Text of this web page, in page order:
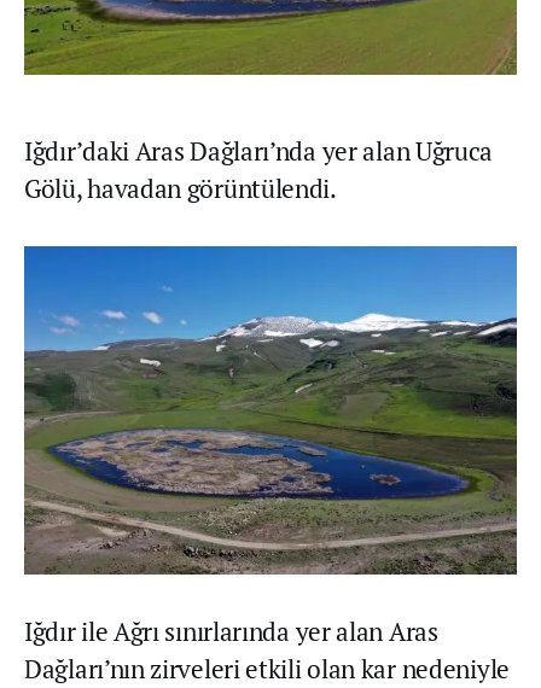
Iğdır’daki Aras Dağları’nda yer alan Uğruca
Gölü, havadan görüntülendi.
Iğdır ile Ağrı sınırlarında yer alan Aras
Dağları’nın zirveleri etkili olan kar nedeniyle